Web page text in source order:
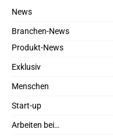
News
Branchen-News
Produkt-News
Exklusiv
Menschen
Start-up
Arbeiten bei…